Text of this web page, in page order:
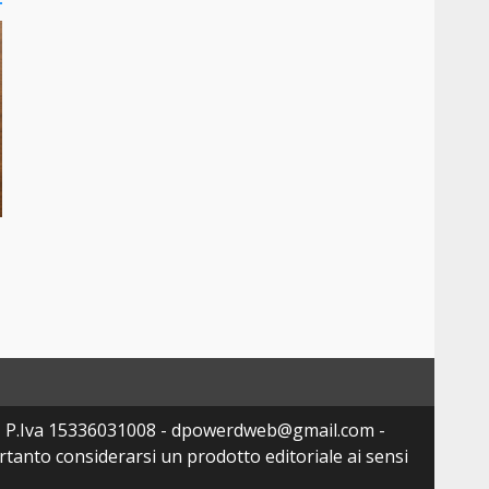
15336031008 - dpowerdweb@gmail.com -
considerarsi un prodotto editoriale ai sensi